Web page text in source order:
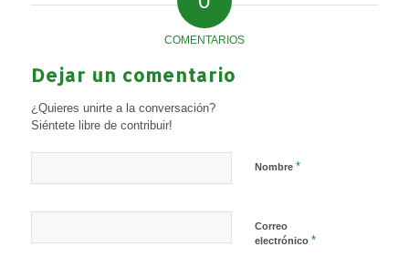
COMENTARIOS
Dejar un comentario
¿Quieres unirte a la conversación?
Siéntete libre de contribuir!
Nombre *
Correo
electrónico *